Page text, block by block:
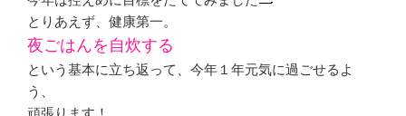
とりあえず、健康第一。
夜ごはんを自炊する
という基本に立ち返って、今年１年元気に過ごせるよ
う、
頑張ります！